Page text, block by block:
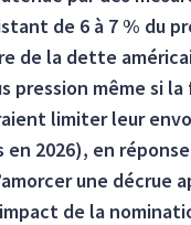
de 6 à 7 % du
de la dette
pression même si
limiter leur
2026), en
une décrue
de la